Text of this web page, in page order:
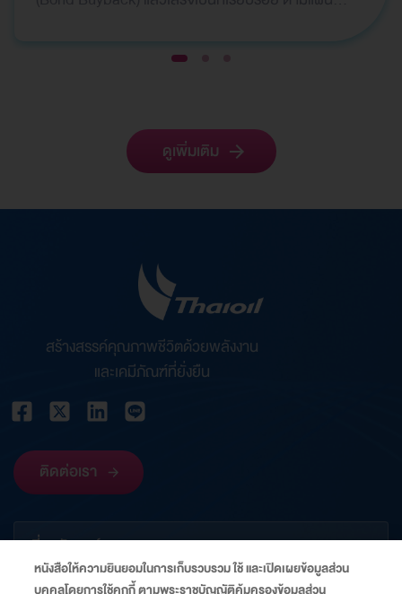
ดูเพิ่มเติม
สร้างสรรค์คุณภาพชีวิตด้วยพลังงาน
และเคมีภัณฑ์ที่ยั่งยืน
ติดต่อเรา
เกี่ยวกับองค์กร
หนังสือให้ความยินยอมในการเก็บรวบรวม ใช้ และเปิดเผยข้อมูลส่วน